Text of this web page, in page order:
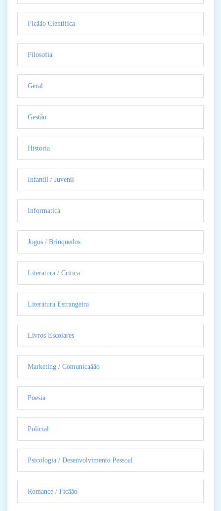
Ficãão Cientifica
Filosofia
Geral
Gestão
Historia
Infantil / Juvenil
Informatica
Jogos / Brinquedos
Literatura / Critica
Literatura Estrangeira
Livros Escolares
Marketing / Comunicaãão
Poesia
Policial
Psicologia / Desenvolvimento Pessoal
Romance / Ficãão